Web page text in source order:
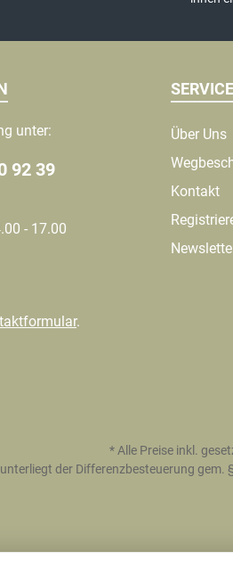
unter:
92 39
- 17.00
.
SERVICE
Über Uns
Kontakt
* Alle Preise inkl.
der Differenzbesteuerung